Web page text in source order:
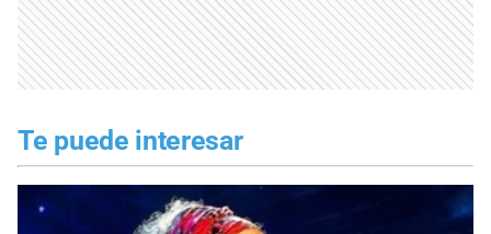
Te puede interesar